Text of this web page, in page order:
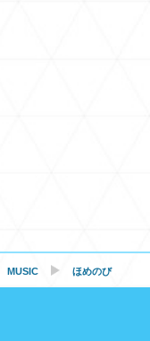
MUSIC ほめのび